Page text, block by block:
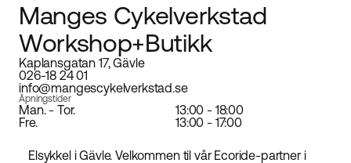
Manges Cykelverkstad
Workshop+Butikk
Kaplansgatan 17, Gävle
026-18 24 01
info@mangescykelverkstad.se
Åpningstider
Man. - Tor.
13:00 - 18:00
Fre.
13:00 - 17:00
Elsykkel i Gävle. Velkommen til vår Ecoride-partner i